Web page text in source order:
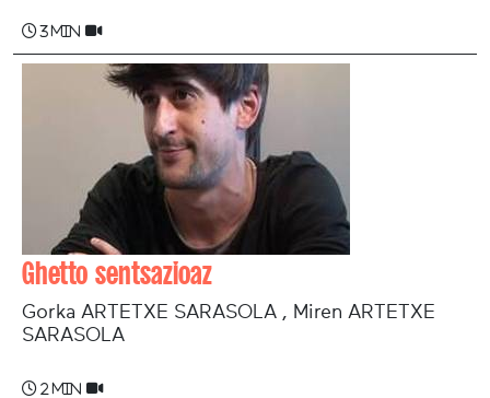
3 min
Ghetto sentsazioaz
Gorka ARTETXE SARASOLA , Miren ARTETXE
SARASOLA
2 min